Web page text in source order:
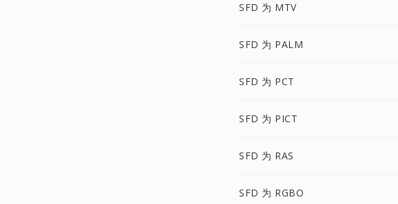
SFD 为 MTV
SFD 为 PALM
SFD 为 PCT
SFD 为 PICT
SFD 为 RAS
SFD 为 RGBO